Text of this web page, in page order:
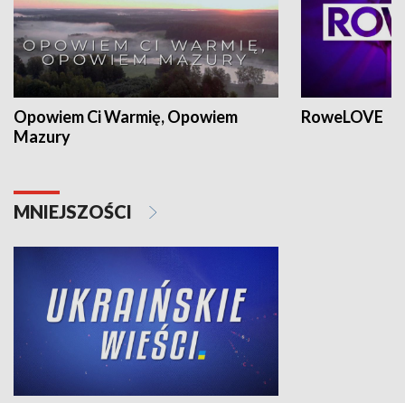
Opowiem Ci Warmię, Opowiem
Mazury
RoweLOVE
MNIEJSZOŚCI